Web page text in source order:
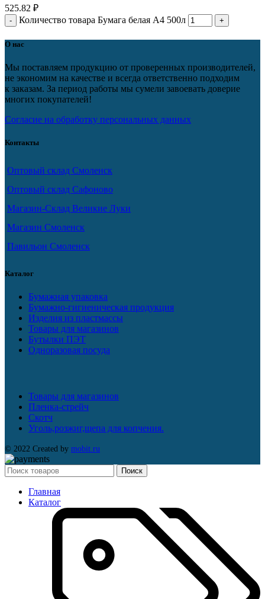
525.82 ₽
Количество товара Бумага белая А4 500л
О нас
Мы поставляем продукцию от проверенных производителей,
не экономим на качестве и всегда ответственно подходим
к заказам. За период работы мы сумели завоевать доверие
многих покупателей!
Согласие на обработку персональных данных
Контакты
Оптовый склад Смоленск
Оптовый склад Сафоново
Магазин-Склад Великие Луки
Магазин Смоленск
Павильон Смоленск
Каталог
Бумажная упаковка
Бумажно-гигиеническая продукция
Изделия из пластмассы
Товары для магазинов
Бутылки ПЭТ
Одноразовая посуда
Товары для магазинов
Пленка-стрейч
Скотч
Уголь,розжиг,щепа для копчения.
© 2022 Created by mobit.ru
Поиск
Главная
Каталог